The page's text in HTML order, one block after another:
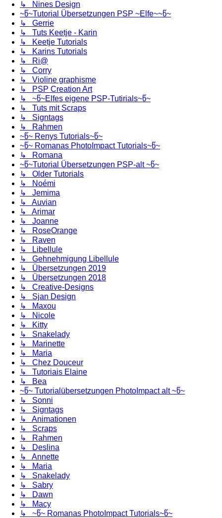
↳ Nines Design
~წ~Tutorial Übersetzungen PSP ~Elfe~~წ~
↳ Gerrie
↳ Tuts Keetje - Karin
↳ Keetje Tutorials
↳ Karins Tutorials
↳ Ri@
↳ Corry
↳ Violine graphisme
↳ PSP Creation Art
↳ ~წ~Elfes eigene PSP-Tutirials~წ~
↳ Tuts mit Scraps
↳ Signtags
↳ Rahmen
~წ~ Renys Tutorials~წ~
~წ~ Romanas PhotoImpact Tutorials~წ~
↳ Romana
~წ~Tutorial Übersetzungen PSP-alt ~წ~
↳ Older Tutorials
↳ Noémi
↳ Jemima
↳ Auvian
↳ Arimar
↳ Joanne
↳ RoseOrange
↳ Raven
↳ Libellule
↳ Gehnehmigung Libellule
↳ Übersetzungen 2019
↳ Übersetzungen 2018
↳ Creative-Designs
↳ Sjan Design
↳ Maxou
↳ Nicole
↳ Kitty
↳ Snakelady
↳ Marinette
↳ Maria
↳ Chez Douceur
↳ Tutoriais Elaine
↳ Bea
~წ~ Tutorialübersetzungen PhotoImpact alt ~წ~
↳ Sonni
↳ Signtags
↳ Animationen
↳ Scraps
↳ Rahmen
↳ Deslina
↳ Annette
↳ Maria
↳ Snakelady
↳ Sabry
↳ Dawn
↳ Macy
↳ ~წ~ Romanas PhotoImpact Tutorials~წ~